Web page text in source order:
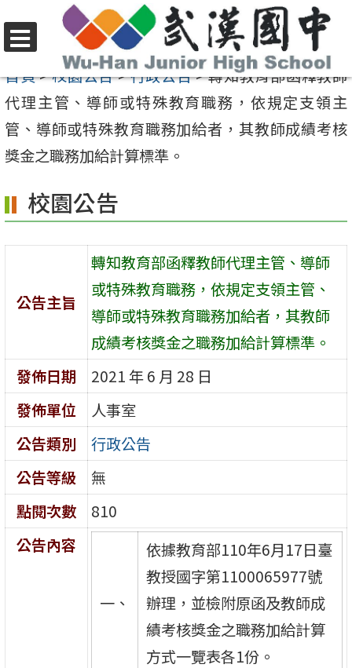
至
要
內
容
選
單
首頁>校園公告>行政公告>轉知教育部函釋教師
代理主管、導師或特殊教育職務，依規定支領主
管、導師或特殊教育職務加給者，其教師成績考核
獎金之職務加給計算標準。
校園公告
公告主旨
轉知教育部函釋教師代理主管、導師
或特殊教育職務，依規定支領主管、
導師或特殊教育職務加給者，其教師
成績考核獎金之職務加給計算標準。
發佈日期
2021 年 6 月 28 日
發佈單位
人事室
公告類別
行政公告
公告等級
無
點閱次數
810
公告內容
一、
依據教育部110年6月17日臺
教授國字第1100065977號
辦理，並檢附原函及教師成
績考核獎金之職務加給計算
方式一覽表各1份。